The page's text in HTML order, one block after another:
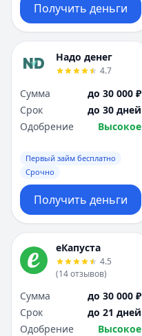
Получить деньги
Надо денег
4.7
Сумма
до 30 000 ₽
Срок
до 30 дней
Одобрение
Высокое
Первый займ бесплатно
Срочно
Получить деньги
еКапуста
4.5
(14отзывов)
Сумма
до 30 000 ₽
Срок
до 21 дней
Одобрение
Высокое